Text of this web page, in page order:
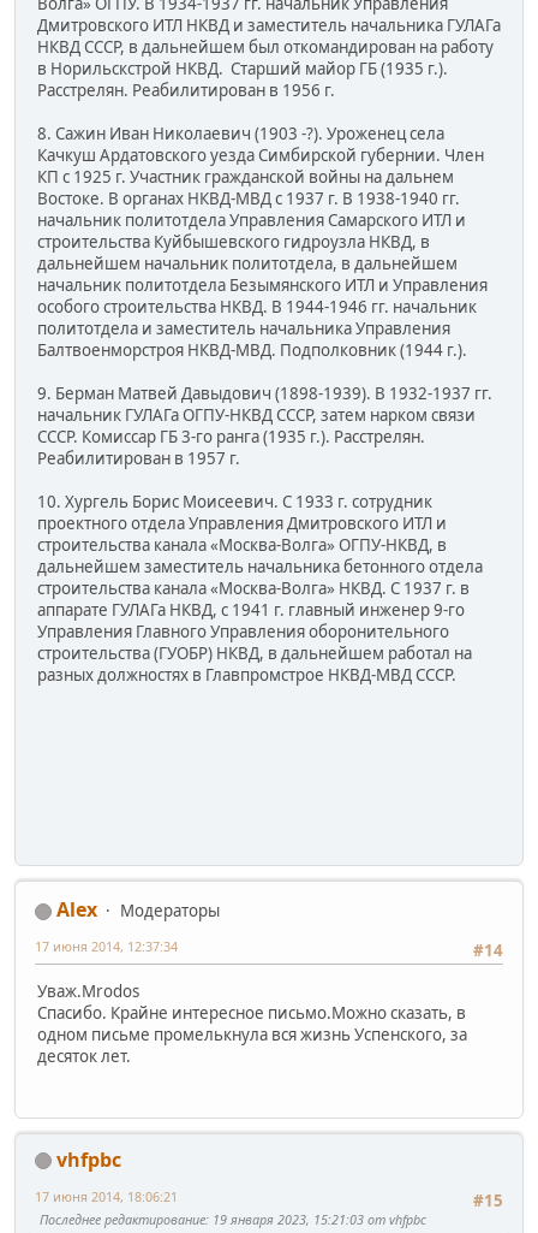
Дмитровского ИТЛ НКВД и заместитель начальника ГУЛАГа
НКВД СССР, в дальнейшем был откомандирован на работу
в Норильскстрой НКВД. Старший майор ГБ (1935 г.).
Расстрелян. Реабилитирован в 1956 г.
8. Сажин Иван Николаевич (1903 -?). Уроженец села
Качкуш Ардатовского уезда Симбирской губернии. Член
КП с 1925 г. Участник гражданской войны на дальнем
Востоке. В органах НКВД-МВД с 1937 г. В 1938-1940 гг.
начальник политотдела Управления Самарского ИТЛ и
строительства Куйбышевского гидроузла НКВД, в
дальнейшем начальник политотдела, в дальнейшем
начальник политотдела Безымянского ИТЛ и Управления
особого строительства НКВД. В 1944-1946 гг. начальник
политотдела и заместитель начальника Управления
Балтвоенморстроя НКВД-МВД. Подполковник (1944 г.).
9. Берман Матвей Давыдович (1898-1939). В 1932-1937 гг.
начальник ГУЛАГа ОГПУ-НКВД СССР, затем нарком связи
СССР. Комиссар ГБ 3-го ранга (1935 г.). Расстрелян.
Реабилитирован в 1957 г.
10. Хургель Борис Моисеевич. С 1933 г. сотрудник
проектного отдела Управления Дмитровского ИТЛ и
строительства канала «Москва-Волга» ОГПУ-НКВД, в
дальнейшем заместитель начальника бетонного отдела
строительства канала «Москва-Волга» НКВД. С 1937 г. в
аппарате ГУЛАГа НКВД, с 1941 г. главный инженер 9-го
Управления Главного Управления оборонительного
строительства (ГУОБР) НКВД, в дальнейшем работал на
разных должностях в Главпромстрое НКВД-МВД СССР.
Alex
Модераторы
#14
17 июня 2014, 12:37:34
Уваж.Mrodos
Спасибо. Крайне интересное письмо.Можно сказать, в
одном письме промелькнула вся жизнь Успенского, за
десяток лет.
vhfpbc
#15
17 июня 2014, 18:06:21
Последнее редактирование: 19 января 2023, 15:21:03 от vhfpbc